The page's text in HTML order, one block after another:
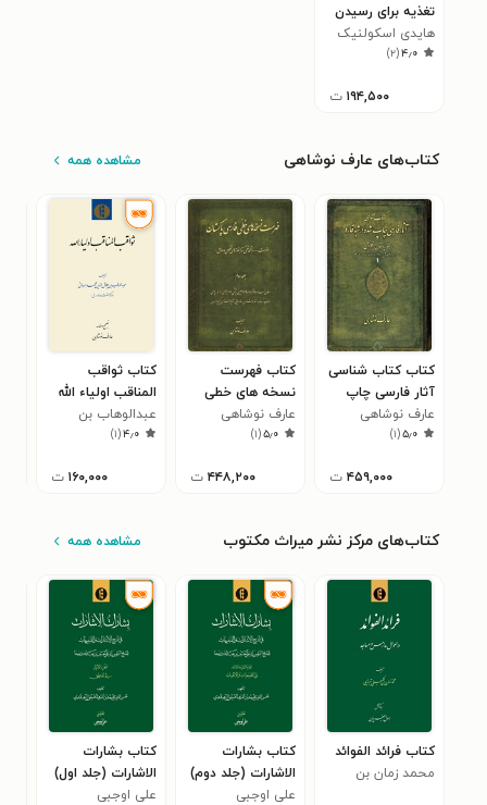
تغذیه برای رسیدن
به اوج عملکرد
ورزشی
هایدی اسکولنیک
۴٫۰(۲)
۱۹۴,۵۰۰ ت
کتاب‌های عارف نوشاهی مشاهده همه
کتاب کتاب شناسی
آثار فارسی چاپ
شده در شبه قاره
(هند، پاکستان،
عارف نوشاهی
۵٫۰(۱)
۴۵۹,۰۰۰ ت
کتاب فهرست
نسخه های خطی
فارسی پاکستان؛
جلد دوم
عارف نوشاهی
۵٫۰(۱)
۴۴۸,۲۰۰ ت
کتاب ثواقب
المناقب اولیاء الله
عبدالوهاب بن
جلال‌الدین محمد
۴٫۰(۱)
۱۶۰,۰۰۰ ت
کتاب‌های مرکز نشر میراث مکتوب مشاهده همه
کتاب فرائد الفوائد
محمد زمان بن
کتاب بشارات
الاشارات (جلد دوم)
علی اوجبی
کتاب بشارات
الاشارات (جلد اول)
علی اوجبی